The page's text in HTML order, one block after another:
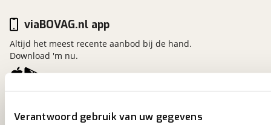
Verantwoord gebruik van uw gegevens
Kosterijland15
viaBOVAG.nl app
Altijd het meest recente aanbod bij de hand.
Download 'm nu.